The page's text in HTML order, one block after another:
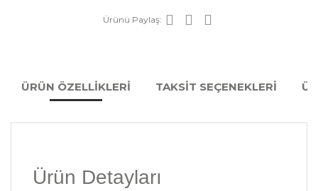
Ürünü Paylaş:
ÜRÜN ÖZELLİKLERİ TAKSİT SEÇENEKLERİ
Ürün Detayları